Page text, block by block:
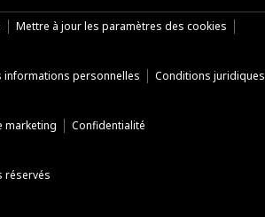
Mettre à jour les paramètres des cookies
informations personnelles Conditions juridiques
marketing Confidentialité
réservés